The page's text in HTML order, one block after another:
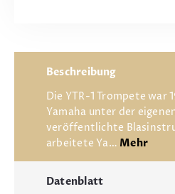
Beschreibung
Die YTR-1 Trompete war
Yamaha unter der
veröffentlichte
arbeitete Ya… Mehr
Datenblatt